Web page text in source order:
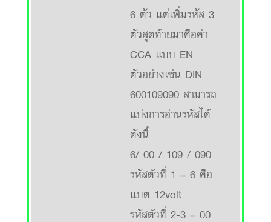
6 ตัว แต่เพิ่มรหัส 3
ตัวสุดท้ายมาคือค่า
CCA แบบ EN
ตัวอย่างเช่น DIN
600109090 สามารถ
แบ่งการอ่านรหัสได้
ดังนี้
6/ 00 / 109 / 090
รหัสตัวที่ 1 = 6 คือ
แบต 12volt
รหัสตัวที่ 2-3 = 00